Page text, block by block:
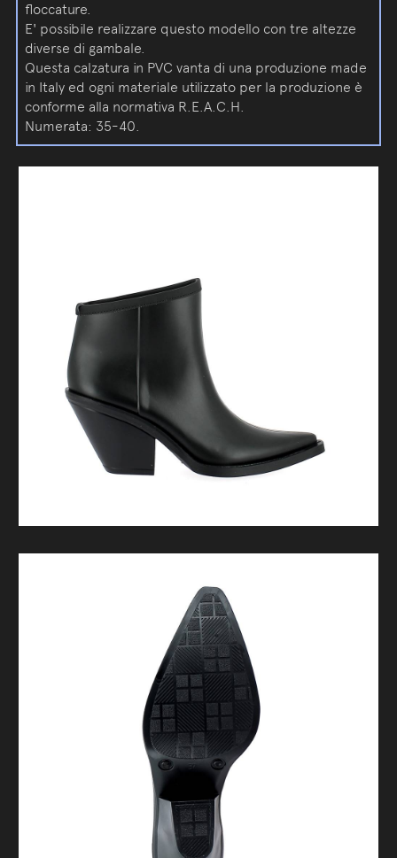
floccature.
E' possibile realizzare questo modello con tre altezze
diverse di gambale.
Questa calzatura in PVC vanta di una produzione made
in Italy ed ogni materiale utilizzato per la produzione è
conforme alla normativa R.E.A.C.H.
Numerata: 35-40.